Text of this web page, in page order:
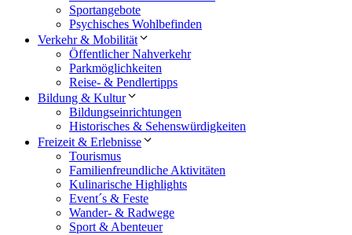
Sportangebote
Psychisches Wohlbefinden
Verkehr & Mobilität
Öffentlicher Nahverkehr
Parkmöglichkeiten
Reise- & Pendlertipps
Bildung & Kultur
Bildungseinrichtungen
Historisches & Sehenswürdigkeiten
Freizeit & Erlebnisse
Tourismus
Familienfreundliche Aktivitäten
Kulinarische Highlights
Event´s & Feste
Wander- & Radwege
Sport & Abenteuer